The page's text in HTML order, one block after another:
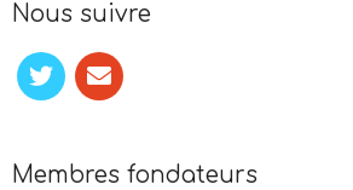
Nous suivre
Membres fondateurs